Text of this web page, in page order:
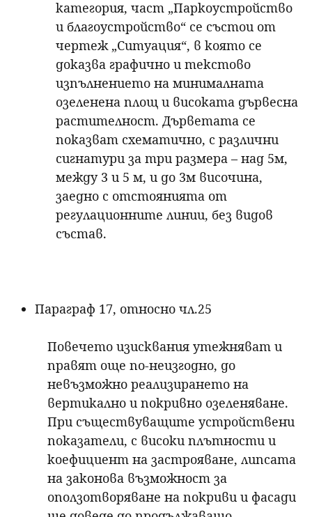
категория, част „Паркоустройство
и благоустройство“ се състои от
чертеж „Ситуация“, в която се
доказва графично и текстово
изпълнението на минималната
озеленена площ и високата дървесна
растителност. Дърветата се
показват схематично, с различни
сигнатури за три размера – над 5м,
между 3 и 5 м, и до 3м височина,
заедно с отстоянията от
регулационните линии, без видов
състав.
Параграф 17, относно чл.25
Повечето изисквания утежняват и
правят още по-неизгодно, до
невъзможно реализирането на
вертикално и покривно озеленяване.
При съществуващите устройствени
показатели, с високи плътности и
коефициент на застрояване, липсата
на законова възможност за
оползотворяване на покриви и фасади